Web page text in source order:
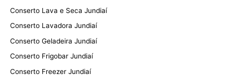
Conserto Lava e Seca Jundiaí
Conserto Lavadora Jundiaí
Conserto Geladeira Jundiaí
Conserto Frigobar Jundiaí
Conserto Freezer Jundiaí